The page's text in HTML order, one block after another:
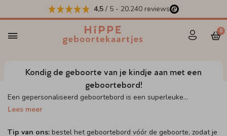
4,5 / 5 - 20.240 reviews
0
Kondig de geboorte van je kindje aan met een
geboortebord!
Een gepersonaliseerd geboortebord is een superleuke...
Lees meer
Tip van ons: bestel het geboortebord vóór de geboorte, zodat je